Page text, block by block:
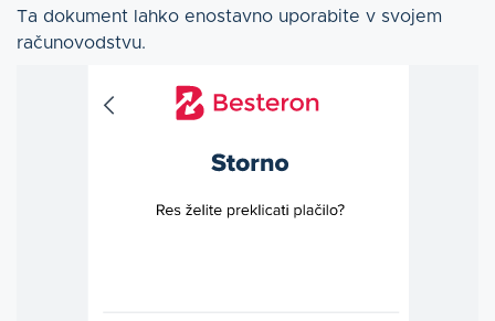
Ta dokument lahko enostavno uporabite v svojem
računovodstvu.